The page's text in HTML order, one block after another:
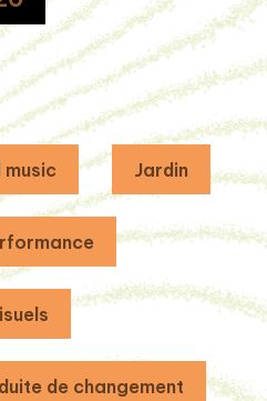
Jardin
de changement